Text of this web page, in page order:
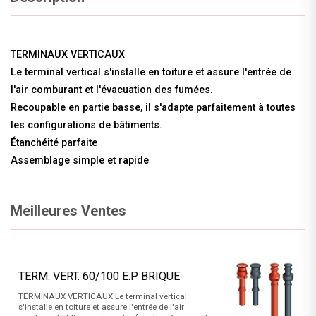
TERMINAUX VERTICAUX
Le terminal vertical s'installe en toiture et assure l'entrée de
l'air comburant et l'évacuation des fumées.
Recoupable en partie basse, il s'adapte parfaitement à toutes
les configurations de bâtiments.
Étanchéité parfaite
Assemblage simple et rapide
Meilleures Ventes
TERM. VERT. 60/100 E.P BRIQUE
TERMINAUX VERTICAUX Le terminal vertical
s'installe en toiture et assure l'entrée de l'air